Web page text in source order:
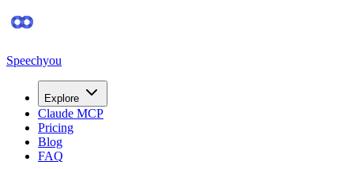
Speechyou
Explore
Claude MCP
Pricing
Blog
FAQ